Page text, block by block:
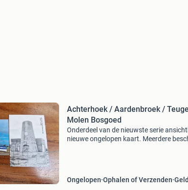
Achterhoek / Aardenbroek /
Molen Bosgoed
Onderdeel van de nieuwste serie
nieuwe ongelopen kaart. Meerdere
Ongelopen Ophalen of Verzenden